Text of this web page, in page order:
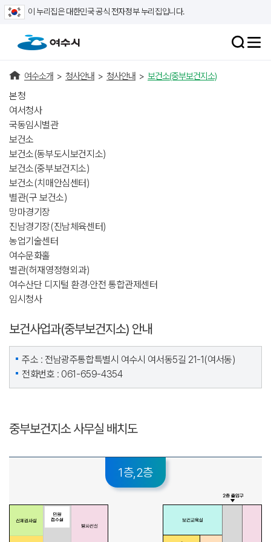
이 누리집은 대한민국 공식 전자정부 누리집입니다.
여수소개 > 청사안내 > 청사안내 > 보건소(중부보건지소)
본청
여서청사
국동임시별관
보건소
보건소(동부도시보건지소)
보건소(중부보건지소)
보건소(치매안심센터)
별관(구 보건소)
망마경기장
진남경기장(진남체육센터)
농업기술센터
여수문화홀
별관(허재영정형외과)
여수산단 디지털 환경·안전 통합관제센터
임시청사
보건사업과(중부보건지소) 안내
주소 : 전남광주통합특별시 여수시 여서동5길 21-1(여서동)
전화번호 : 061-659-4354
중부보건지소 사무실 배치도
1층,2층